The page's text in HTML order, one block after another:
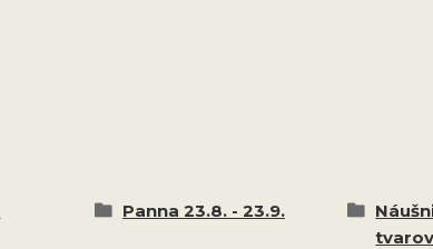
Panna 23.8. - 23.9.
tvarov